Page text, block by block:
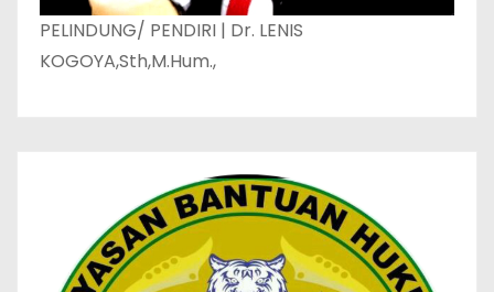
PELINDUNG/ PENDIRI | Dr. LENIS
KOGOYA,Sth,M.Hum.,